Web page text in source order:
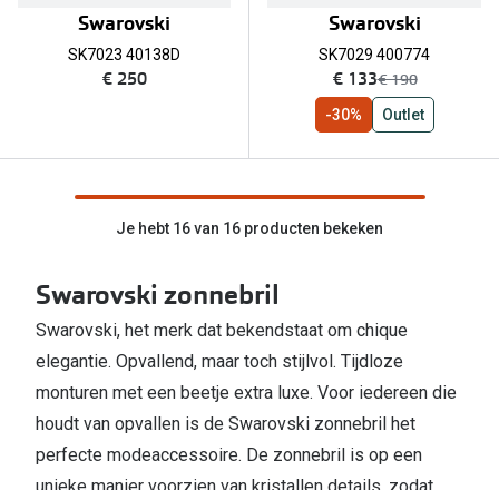
Swarovski
SK7023 40138D
€ 250
Swarovski
SK7029 400774
nu:
€ 133was:
€ 190
-30% Outlet
Je hebt 16 van 16 producten bekeken
Swarovski zonnebril
Swarovski, het merk dat bekendstaat om chique
elegantie. Opvallend, maar toch stijlvol. Tijdloze
monturen met een beetje extra luxe. Voor iedereen die
houdt van opvallen is de Swarovski zonnebril het
perfecte modeaccessoire. De zonnebril is op een